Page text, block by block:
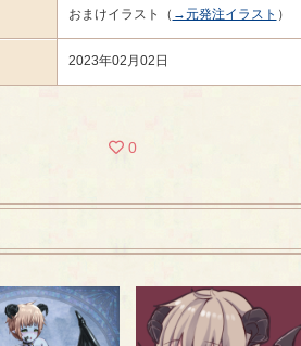
おまけイラスト（ →元発注イラスト ）
2023年02月02日
0